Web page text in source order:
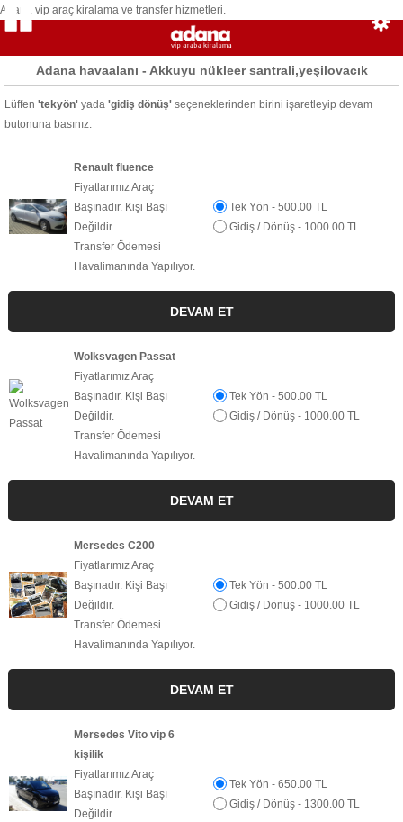
Adana vip araç kiralama ve transfer hizmetleri.
Adana havaalanı - Akkuyu nükleer santrali,yeşilovacık
Lüffen 'tekyön' yada 'gidiş dönüş' seçeneklerinden birini işaretleyip devam
butonuna basınız.
Renault fluence
Fiyatlarımız Araç
Başınadır. Kişi Başı
Değildir.
Transfer Ödemesi
Havalimanında Yapılıyor.
Tek Yön - 500.00 TL
Gidiş / Dönüş - 1000.00 TL
Wolksvagen Passat
Fiyatlarımız Araç
Başınadır. Kişi Başı
Değildir.
Transfer Ödemesi
Havalimanında Yapılıyor.
Tek Yön - 500.00 TL
Gidiş / Dönüş - 1000.00 TL
Mersedes C200
Fiyatlarımız Araç
Başınadır. Kişi Başı
Değildir.
Transfer Ödemesi
Havalimanında Yapılıyor.
Tek Yön - 500.00 TL
Gidiş / Dönüş - 1000.00 TL
Mersedes Vito vip 6
kişilik
Fiyatlarımız Araç
Başınadır. Kişi Başı
Değildir.
Tek Yön - 650.00 TL
Gidiş / Dönüş - 1300.00 TL